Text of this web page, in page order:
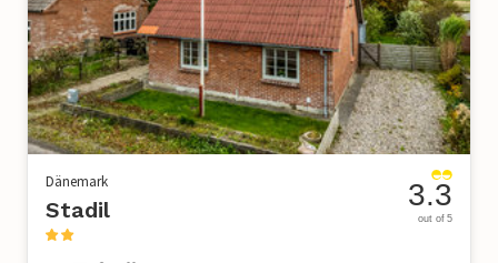
Dänemark
Stadil 3.3
out of 5